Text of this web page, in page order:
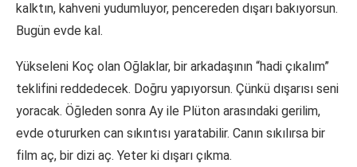
kalktın, kahveni yudumluyor, pencereden dışarı bakıyorsun.
Bugün evde kal.
Yükseleni Koç olan Oğlaklar, bir arkadaşının “hadi çıkalım”
teklifini reddedecek. Doğru yapıyorsun. Çünkü dışarısı seni
yoracak. Öğleden sonra Ay ile Plüton arasındaki gerilim,
evde otururken can sıkıntısı yaratabilir. Canın sıkılırsa bir
film aç, bir dizi aç. Yeter ki dışarı çıkma.